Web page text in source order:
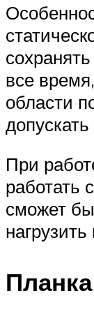
все
области
При
работать
сможет
нагрузить
Планка